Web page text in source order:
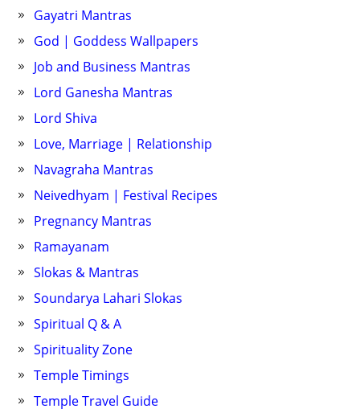
Gayatri Mantras
God | Goddess Wallpapers
Job and Business Mantras
Lord Ganesha Mantras
Lord Shiva
Love, Marriage | Relationship
Navagraha Mantras
Neivedhyam | Festival Recipes
Pregnancy Mantras
Ramayanam
Slokas & Mantras
Soundarya Lahari Slokas
Spiritual Q & A
Spirituality Zone
Temple Timings
Temple Travel Guide